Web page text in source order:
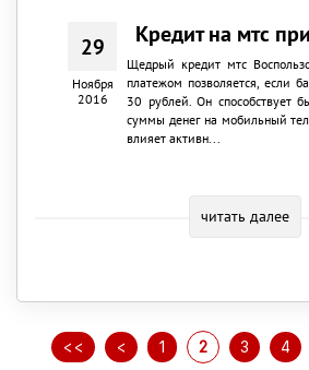
29
Ноября
2016
Кредит на мтс
Щедрый кредит мтс
платежом позволяется, если
30 рублей. Он способствует
суммы денег на мобильный
влияет активн...
читать далее
<< < 1 2 3 4